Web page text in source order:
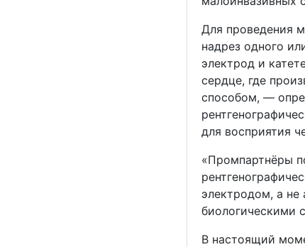
Для проведения
надрез одного
электрод и
сердце, где
способом, —
для восприятия
«Промпартнёры
электродом, а не
биологическими
В настоящий